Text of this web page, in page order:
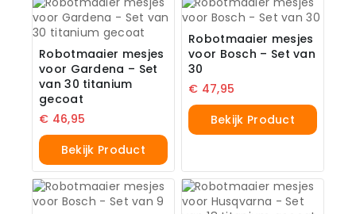
Robotmaaier mesjes
voor Gardena – Set
van 30 titanium
gecoat
€ 46,95
Bekijk Product
Robotmaaier mesjes
voor Bosch – Set van
30
€ 47,95
Bekijk Product